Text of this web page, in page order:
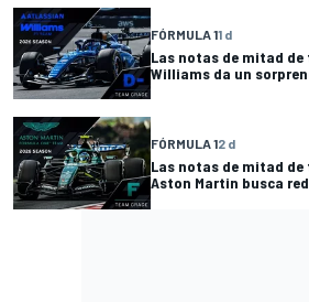
FÓRMULA 11 d
Las notas de mitad de
Williams da un
FÓRMULA 12 d
Las notas de mitad de
Aston Martin busca